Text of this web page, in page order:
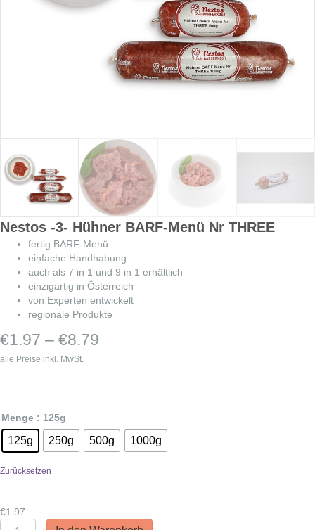
Nestos -3- Hühner BARF-Menü Nr THREE
fertig BARF-Menü
einfache Handhabung
auch als 7 in 1 und 9 in 1 erhältlich
einzigartig in Österreich
von Experten entwickelt
regionale Produkte
€1.97 – €8.79
alle Preise inkl. MwSt.
Menge : 125g
125g 250g 500g 1000g
Zurücksetzen
€1.97
Nestos